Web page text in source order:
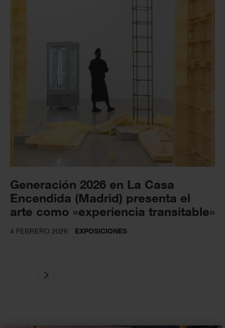
Generación 2026 en La Casa
Encendida (Madrid) presenta el
arte como «experiencia transitable»
4 FEBRERO 2026 EXPOSICIONES